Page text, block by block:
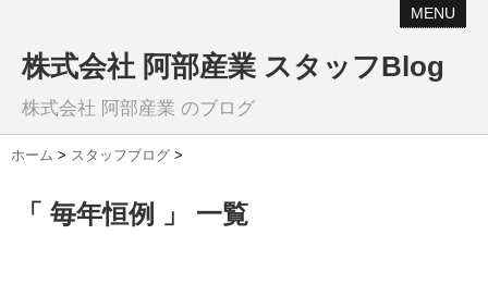
MENU
株式会社 阿部産業 スタッフBlog
株式会社 阿部産業 のブログ
ホーム > スタッフブログ >
「 毎年恒例 」 一覧